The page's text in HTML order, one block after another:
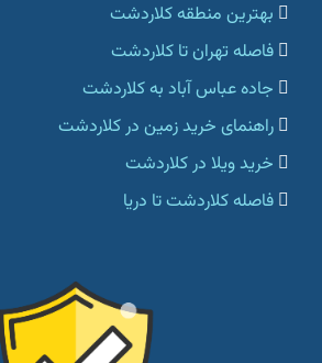
بهترین منطقه کلاردشت
فاصله تهران تا کلاردشت
جاده عباس آباد به کلاردشت
راهنمای خرید زمین در کلاردشت
خرید ویلا در کلاردشت
فاصله کلاردشت تا دریا